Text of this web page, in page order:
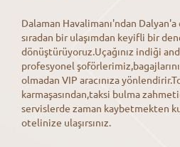
Dalaman Havalimanı'ndan
sıradan bir ulaşımdan keyifli bir
dönüştürüyoruz.Uçağınız indiği
profesyonel
olmadan VIP aracınıza
karmaşasından,taksi bulma
servislerde zaman kaybetmekten
otelinize ulaşırsınız.